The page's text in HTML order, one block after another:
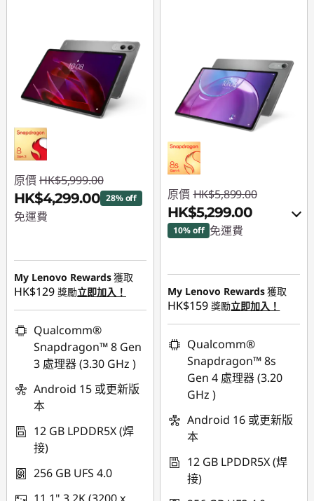
原價 HK$5,999.00
HK$4,299.00 28% off
免運費
My Lenovo Rewards獲取
HK$129 獎勵立即加入！
Qualcomm®
Snapdragon™ 8 Gen
3 處理器 (3.30 GHz )
Android 15 或更新版
本
12 GB LPDDR5X (焊
接)
256 GB UFS 4.0
原價 HK$5,899.00
HK$5,299.00
10% off 免運費
eCoupon Savings :
HK$600.00
*Savings cannot be
combined
使用優惠券 :
My Lenovo Rewards獲取
HK$159 獎勵立即加入！
Qualcomm®
Snapdragon™ 8s
Gen 4 處理器 (3.20
GHz )
Android 16 或更新版
本
12 GB LPDDR5X (焊
接)